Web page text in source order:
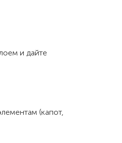
и дайте
(капот,